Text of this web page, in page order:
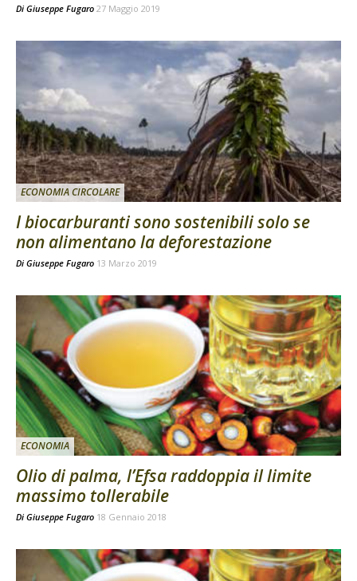
Di Giuseppe Fugaro 27 Maggio 2019
ECONOMIA CIRCOLARE
I biocarburanti sono sostenibili solo se
non alimentano la deforestazione
Di Giuseppe Fugaro 13 Marzo 2019
ECONOMIA
Olio di palma, l’Efsa raddoppia il limite
massimo tollerabile
Di Giuseppe Fugaro 18 Gennaio 2018